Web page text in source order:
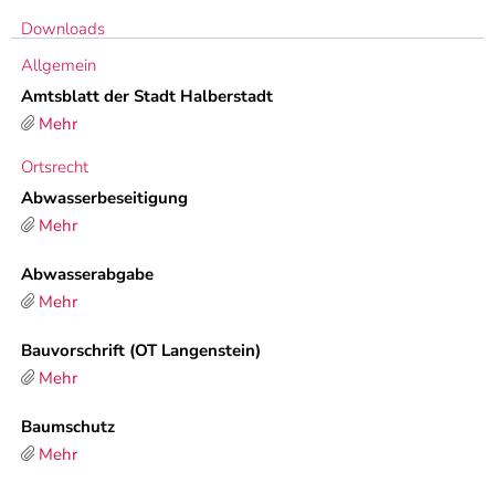
Downloads
Allgemein
Amtsblatt der Stadt Halberstadt
Mehr
Ortsrecht
Abwasserbeseitigung
Mehr
Abwasserabgabe
Mehr
Bauvorschrift (OT Langenstein)
Mehr
Baumschutz
Mehr